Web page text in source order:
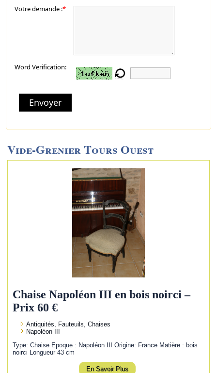
Votre demande :*
Word Verification:
Envoyer
Vide-Grenier Tours Ouest
Chaise Napoléon III en bois noirci –
Prix 60 €
Antiquités, Fauteuils, Chaises
Napoléon III
Type: Chaise Epoque : Napoléon III Origine: France Matière : bois
noirci Longueur 43 cm
En Savoir Plus